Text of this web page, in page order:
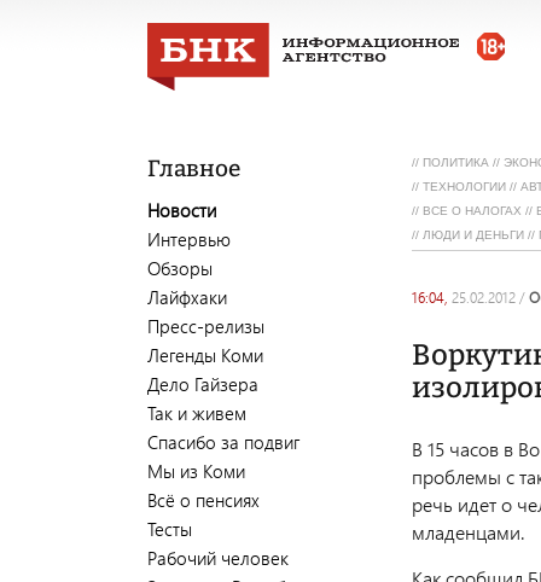
Главное
Новости
Интервью
Обзоры
Лайфхаки
Пресс-релизы
Легенды Коми
Дело Гайзера
Так и живем
Спасибо за подвиг
Мы из Коми
Всё о пенсиях
Тесты
Рабочий человек
// ПОЛИТИКА //
// ТЕХНОЛОГИИ //
// ВСЕ О НАЛОГАХ //
// ЛЮДИ И ДЕНЬГИ //
16:04, 25.02.2012 /
В 15 часов в
проблемы с
речь идет о
младенцами.